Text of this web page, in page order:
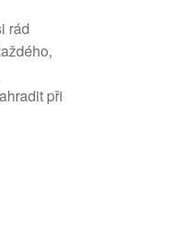
rád
při